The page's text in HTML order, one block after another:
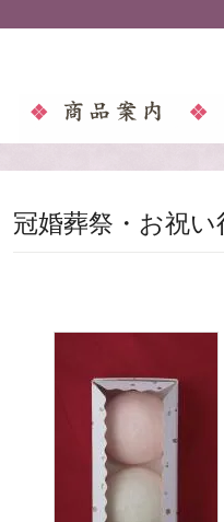
冠婚葬祭・お祝